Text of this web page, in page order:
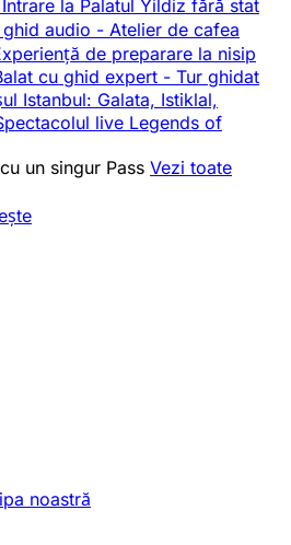
Intrare la Palatul Yildiz fără stat
audio - Atelier de cafea
de preparare la nisip
cu ghid expert - Tur ghidat
Istanbul: Galata, Istiklal,
live Legends of
un singur Pass Vezi toate
noastră